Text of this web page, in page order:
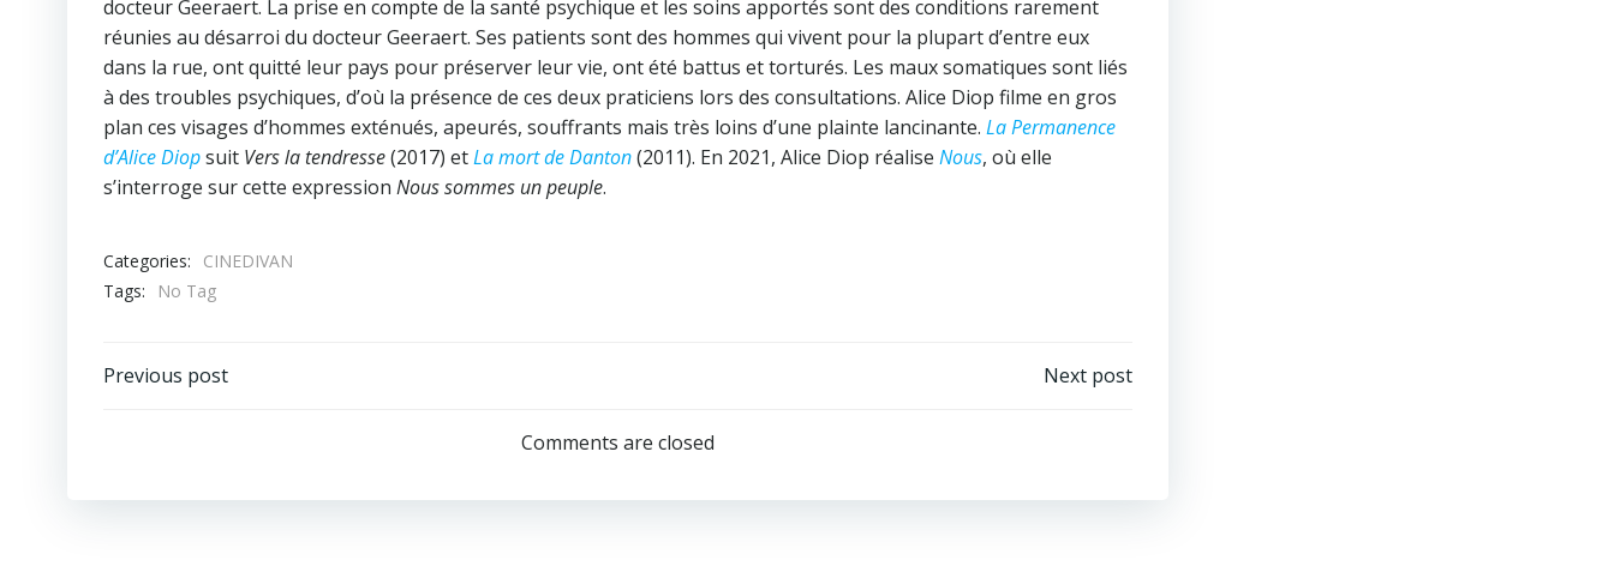
docteur Geeraert. La prise en compte de la santé psychique et les soins apportés sont des conditions rarement
réunies au désarroi du docteur Geeraert. Ses patients sont des hommes qui vivent pour la plupart d’entre eux
dans la rue, ont quitté leur pays pour préserver leur vie, ont été battus et torturés. Les maux somatiques sont liés
à des troubles psychiques, d’où la présence de ces deux praticiens lors des consultations. Alice Diop filme en gros
plan ces visages d’hommes exténués, apeurés, souffrants mais très loins d’une plainte lancinante. La Permanence
d’Alice Diopsuit Vers la tendresse(2017) etLa mort de Danton(2011). En 2021, Alice Diop réalise Nous, où elle
s’interroge sur cette expression Nous sommes un peuple.
Categories:
CINEDIVAN
Tags:
No Tag
Post
Previous post
navigation
Next post
Comments are closed